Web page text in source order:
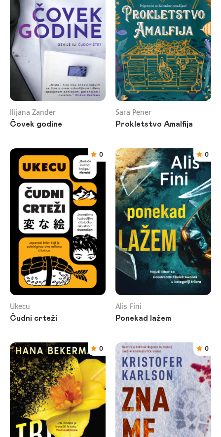
Ilijana Zander
Čovek godine
Sara Pener
Prokletstvo Amalfija
0
Ukecu
Čudni crteži
0
Alis Fini
Ponekad lažem
0 0